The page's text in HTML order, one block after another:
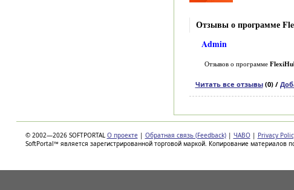
Отзывы о программе
Admin
Отзывов о программе
Читать все отзывы(0) /
© 2002—2026 SOFTPORTAL О проекте | Обратная связь (Feedback) | ЧАВО | Privacy
SoftPortal™ является зарегистрированной торговой маркой. Копирование материалов